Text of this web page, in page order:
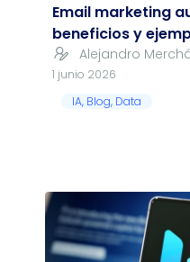
Email marketing
beneficios y
Alejandro
1 junio 2026
IA, Blog, Data